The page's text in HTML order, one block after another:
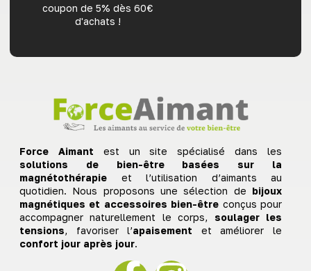
coupon de 5% dès 60€
d'achats !
Force Aimant est un site spécialisé dans les
solutions de bien-être basées sur la
magnétothérapie et l’utilisation d’aimants au
quotidien. Nous proposons une sélection de bijoux
magnétiques et accessoires bien-être conçus pour
accompagner naturellement le corps, soulager les
tensions, favoriser l’apaisement et améliorer le
confort jour après jour.